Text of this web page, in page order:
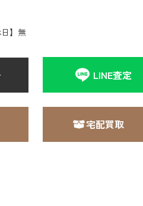
】無
LINE査定
宅配買取